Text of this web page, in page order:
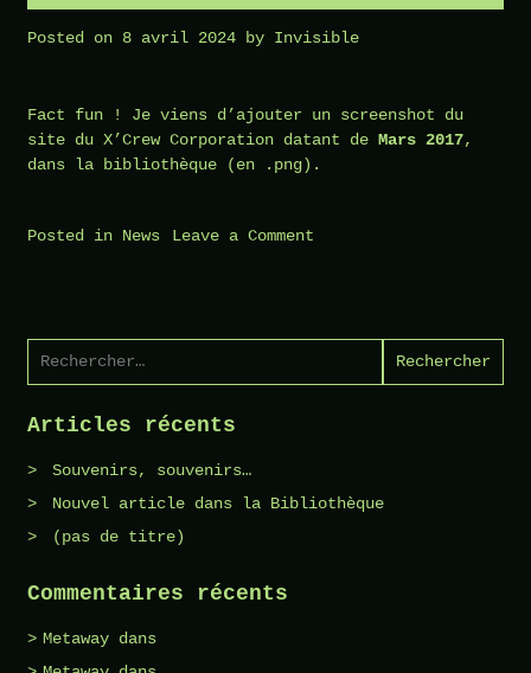
Posted on 8 avril 2024 by Invisible
Fact fun ! Je viens d’ajouter un screenshot du
site du X’Crew Corporation datant de Mars 2017,
dans la bibliothèque (en .png).
Posted in News Leave a Comment
Articles récents
Souvenirs, souvenirs…
Nouvel article dans la Bibliothèque
(pas de titre)
Commentaires récents
Metaway dans